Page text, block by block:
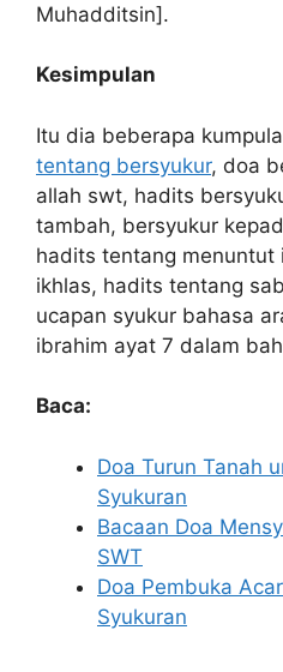
Muhadditsin].
Kesimpulan
Itu dia beberapa
tentang bersyukur, doa
allah swt, hadits
tambah, bersyukur
hadits tentang menuntut
ikhlas, hadits tentang
ucapan syukur bahasa
ibrahim ayat 7 dalam
Baca:
Doa Turun Tanah
Syukuran
Bacaan Doa
SWT
Doa Pembuka
Syukuran